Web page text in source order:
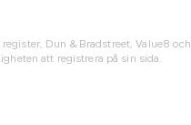
Dun & Bradstreet, Value8 och
att registrera på sin sida.